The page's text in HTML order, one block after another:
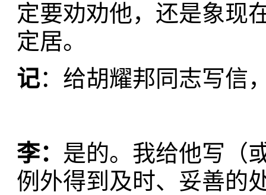
定要劝劝他，还是象现
定居。
记：给胡耀邦同志写信
李： 是的。我给他写（
例外得到及时、妥善的